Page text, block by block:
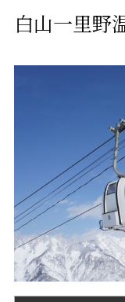
白山一里野